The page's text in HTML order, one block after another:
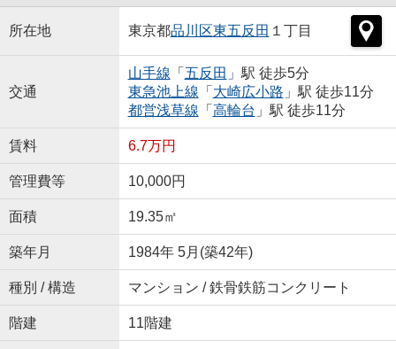
所在地 東京都品川区東五反田 １丁目
交通
山手線 「 五反田 」駅 徒歩5分
東急池上線 「 大崎広小路 」駅 徒歩11分
都営浅草線 「 高輪台 」駅 徒歩11分
賃料 6.7万円
管理費等 10,000円
面積 19.35㎡
築年月 1984年 5月(築42年)
種別 / 構造 マンション / 鉄骨鉄筋コンクリート
階建 11階建